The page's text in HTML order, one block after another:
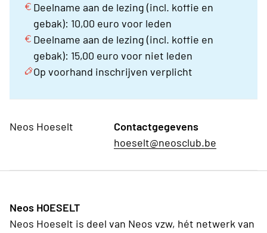
Deelname aan de lezing (incl. koffie en
gebak): 10,00 euro voor leden
Deelname aan de lezing (incl. koffie en
gebak): 15,00 euro voor niet leden
Op voorhand inschrijven verplicht
Neos Hoeselt
Contactgegevens
hoeselt@neosclub.be
Neos HOESELT
Neos Hoeselt is deel van Neos vzw, hét netwerk van